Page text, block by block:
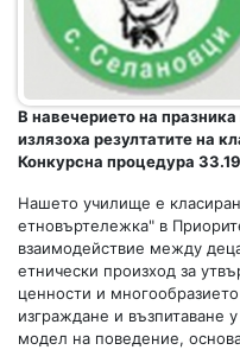
В навечерието на
излязоха резултатите на
Конкурсна процедура
Нашето училище е
етновъртележка" в
взаимодействие между
етнически произход за
ценности и
изграждане и възпитаване
модел на поведение,